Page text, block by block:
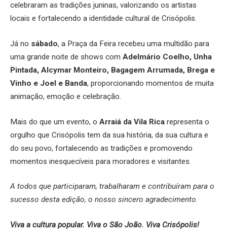
celebraram as tradições juninas, valorizando os artistas
locais e fortalecendo a identidade cultural de Crisópolis.
Já no sábado, a Praça da Feira recebeu uma multidão para
uma grande noite de shows com Adelmário Coelho, Unha
Pintada, Alcymar Monteiro, Bagagem Arrumada, Brega e
Vinho e Joel e Banda, proporcionando momentos de muita
animação, emoção e celebração.
Mais do que um evento, o Arraiá da Vila Rica representa o
orgulho que Crisópolis tem da sua história, da sua cultura e
do seu povo, fortalecendo as tradições e promovendo
momentos inesquecíveis para moradores e visitantes.
A todos que participaram, trabalharam e contribuíram para o
sucesso desta edição, o nosso sincero agradecimento.
Viva a cultura popular. Viva o São João. Viva Crisópolis!